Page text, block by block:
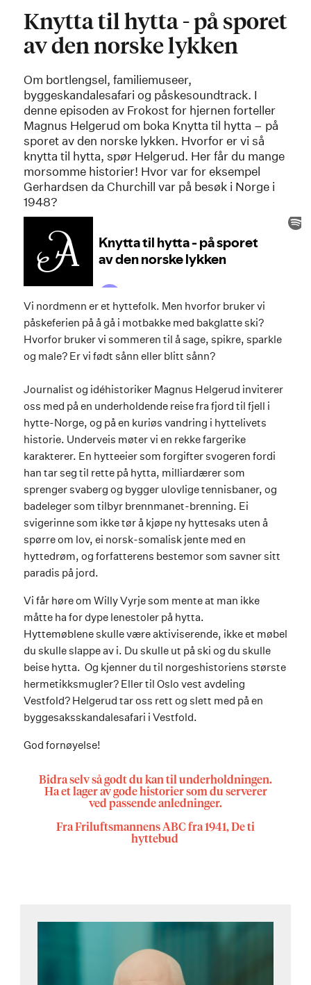
Knytta til hytta - på sporet
av den norske lykken
Om bortlengsel, familiemuseer,
byggeskandalesafari og påskesoundtrack. I
denne episoden av Frokost for hjernen forteller
Magnus Helgerud om boka Knytta til hytta – på
sporet av den norske lykken. Hvorfor er vi så
knytta til hytta, spør Helgerud. Her får du mange
morsomme historier! Hvor var for eksempel
Gerhardsen da Churchill var på besøk i Norge i
1948?
Vi nordmenn er et hyttefolk. Men hvorfor bruker vi
påskeferien på å gå i motbakke med bakglatte ski?
Hvorfor bruker vi sommeren til å sage, spikre, sparkle
og male? Er vi født sånn eller blitt sånn?
Journalist og idéhistoriker Magnus Helgerud inviterer
oss med på en underholdende reise fra fjord til fjell i
hytte-Norge, og på en kuriøs vandring i hyttelivets
historie. Underveis møter vi en rekke fargerike
karakterer. En hytteeier som forgifter svogeren fordi
han tar seg til rette på hytta, milliardærer som
sprenger svaberg og bygger ulovlige tennisbaner, og
badeleger som tilbyr brennmanet-brenning. Ei
svigerinne som ikke tør å kjøpe ny hyttesaks uten å
spørre om lov, ei norsk-somalisk jente med en
hyttedrøm, og forfatterens bestemor som savner sitt
paradis på jord.
Vi får høre om Willy Vyrje som mente at man ikke
måtte ha for dype lenestoler på hytta.
Hyttemøblene skulle være aktiviserende, ikke et møbel
du skulle slappe av i. Du skulle ut på ski og du skulle
beise hytta. Og kjenner du til norgeshistoriens største
hermetikksmugler? Eller til Oslo vest avdeling
Vestfold? Helgerud tar oss rett og slett med på en
byggesaksskandalesafari i Vestfold.
God fornøyelse!
Bidra selv så godt du kan til underholdningen.
Ha et lager av gode historier som du serverer
ved passende anledninger.
Fra Friluftsmannens ABC fra 1941, De ti
hyttebud